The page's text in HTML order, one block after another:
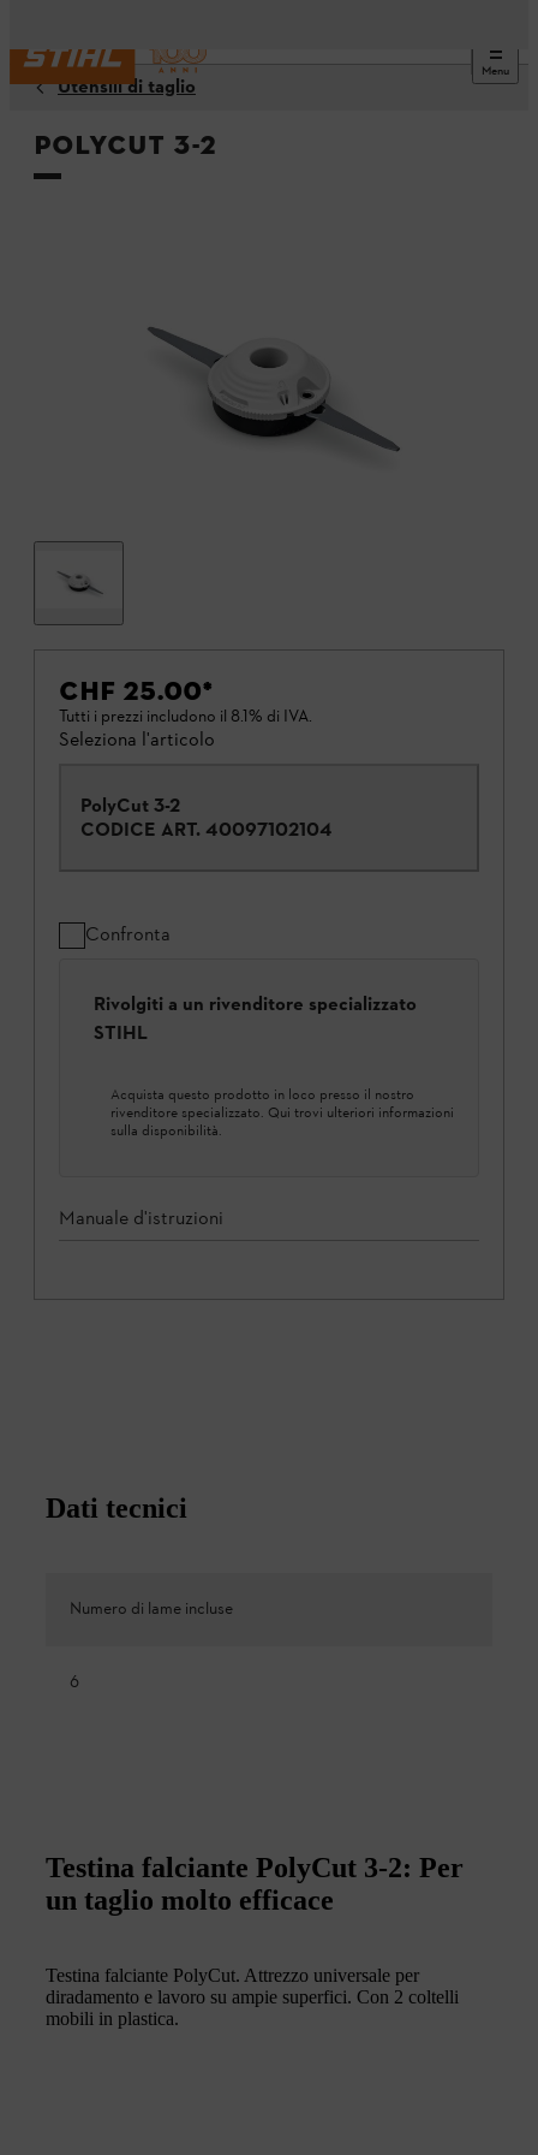
Menu
Utensili di taglio
PolyCut 3-2
CHF 25.00*
Tutti i prezzi includono il 8.1% di IVA.
Seleziona l'articolo
PolyCut 3-2
CODICE ART. 40097102104
Confronta
Rivolgiti a un rivenditore specializzato
STIHL
Acquista questo prodotto in loco presso il nostro
rivenditore specializzato. Qui trovi ulteriori informazioni
sulla disponibilità.
Manuale d'istruzioni
Dati tecnici
Numero di lame incluse
6
Testina falciante PolyCut 3-2: Per
un taglio molto efficace
Testina falciante PolyCut. Attrezzo universale per
diradamento e lavoro su ampie superfici. Con 2 coltelli
mobili in plastica.